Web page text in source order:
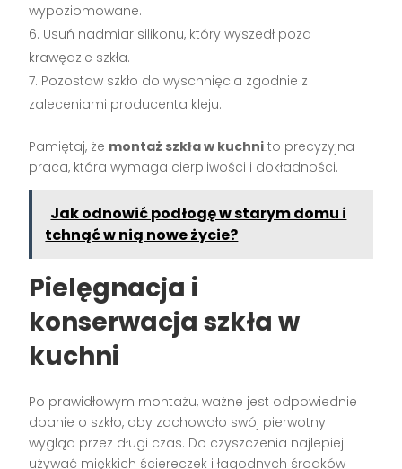
wypoziomowane.
Usuń nadmiar silikonu, który wyszedł poza
krawędzie szkła.
Pozostaw szkło do wyschnięcia zgodnie z
zaleceniami producenta kleju.
Pamiętaj, że montaż szkła w kuchni to precyzyjna
praca, która wymaga cierpliwości i dokładności.
Jak odnowić podłogę w starym domu i
tchnąć w nią nowe życie?
Pielęgnacja i
konserwacja szkła w
kuchni
Po prawidłowym montażu, ważne jest odpowiednie
dbanie o szkło, aby zachowało swój pierwotny
wygląd przez długi czas. Do czyszczenia najlepiej
używać miękkich ściereczek i łagodnych środków